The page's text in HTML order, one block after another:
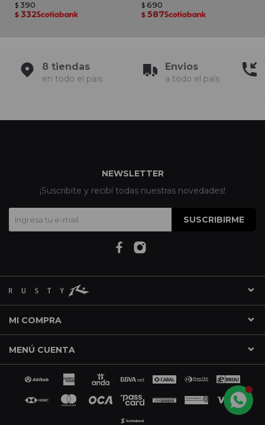
$ 390
$ 332
$ 690
$ 587
8 tiendas
en todo el pais
Envios
a todo el país
MI COMPRA
MENÚ CUENTA
NEWSLETTER
¡Suscribite y recibí todas nuestras novedades!
SUSCRIBIRME